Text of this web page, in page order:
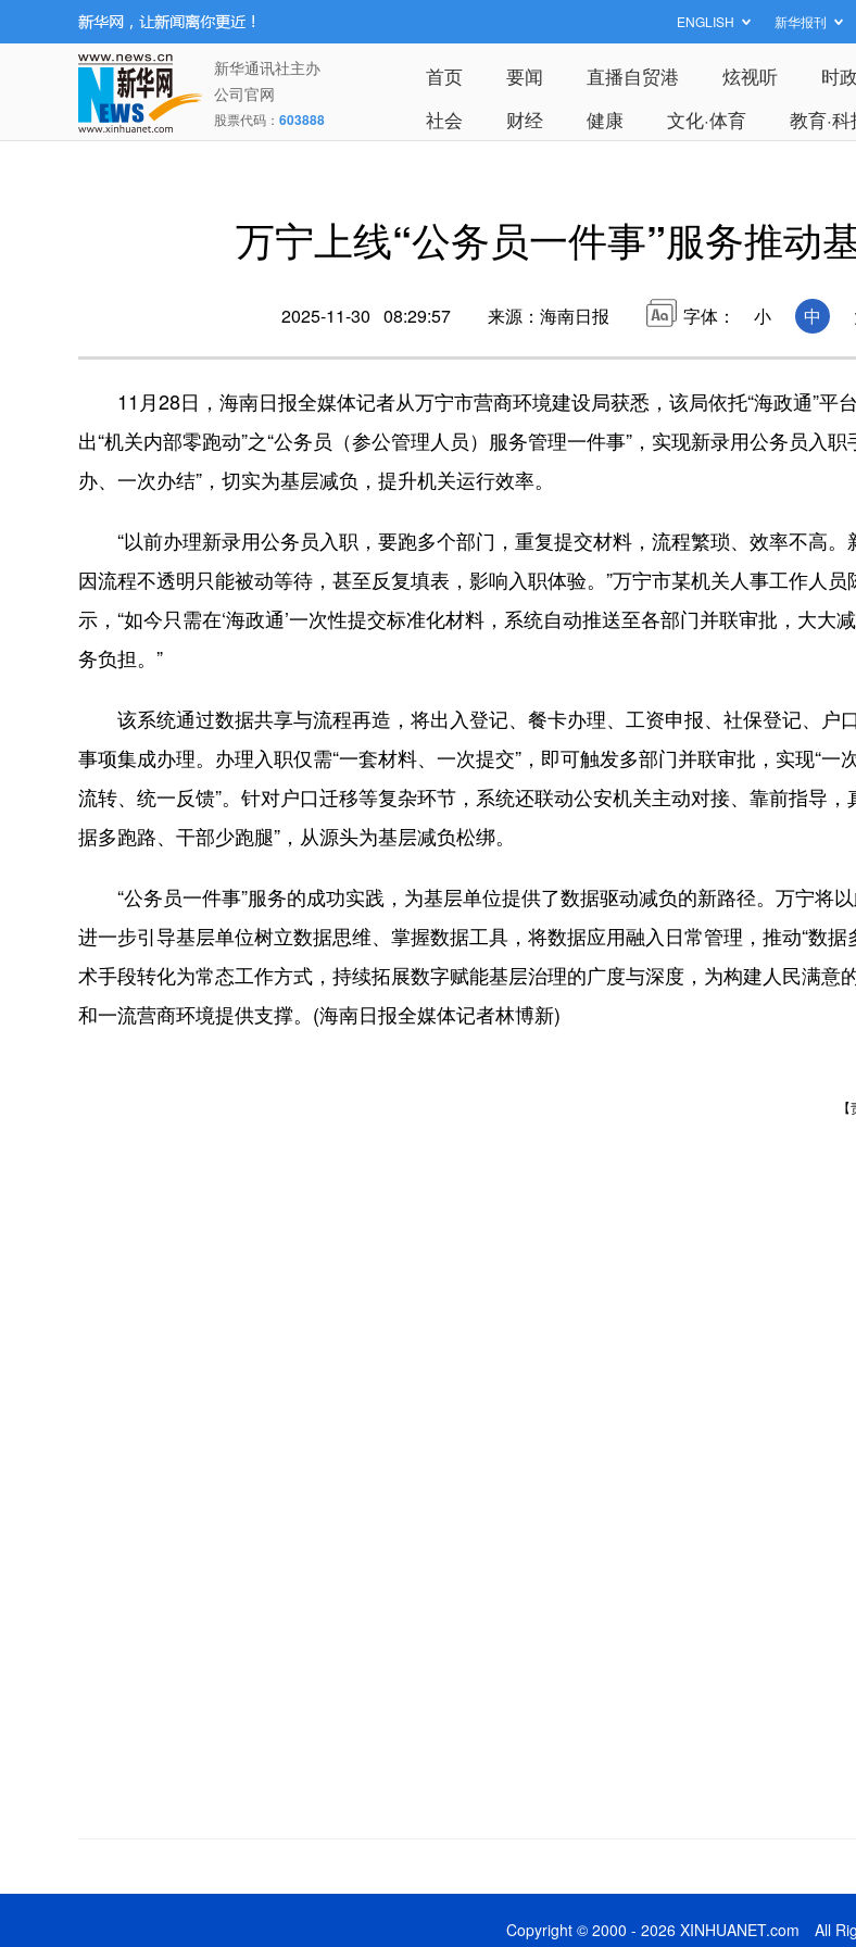
ENGLISH 新华报刊
新华通讯社主办
公司官网
股票代码： 603888
首页 要闻 直播自贸港 炫视听 时政
社会
财经 健康 文化·体育 教育·科
万宁上线“公务员一件事”服务推动
2025-11-30 08:29:57 来源：海南日报 字体： 小 中
11月28日，海南日报全媒体记者从万宁市营商环境建设局获悉，该局依托“海政通”平
出“机关内部零跑动”之“公务员（参公管理人员）服务管理一件事”，实现新录用公务员入职
办、一次办结”，切实为基层减负，提升机关运行效率。
“以前办理新录用公务员入职，要跑多个部门，重复提交材料，流程繁琐、效率不高。
因流程不透明只能被动等待，甚至反复填表，影响入职体验。”万宁市某机关人事工作人员
示，“如今只需在‘海政通’一次性提交标准化材料，系统自动推送至各部门并联审批，大大
务负担。”
该系统通过数据共享与流程再造，将出入登记、餐卡办理、工资申报、社保登记、户
事项集成办理。办理入职仅需“一套材料、一次提交”，即可触发多部门并联审批，实现“一
流转、统一反馈”。针对户口迁移等复杂环节，系统还联动公安机关主动对接、靠前指导，
据多跑路、干部少跑腿”，从源头为基层减负松绑。
“公务员一件事”服务的成功实践，为基层单位提供了数据驱动减负的新路径。万宁将以
进一步引导基层单位树立数据思维、掌握数据工具，将数据应用融入日常管理，推动“数据
术手段转化为常态工作方式，持续拓展数字赋能基层治理的广度与深度，为构建人民满意
和一流营商环境提供支撑。(海南日报全媒体记者林博新)
Copyright © 2000 - 2026 XINHUANET.com All